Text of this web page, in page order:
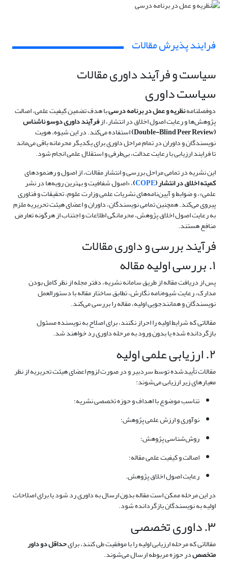
فرایند پذیرش مقالات
سیاست و فرآیند داوری مقالات
سیاست داوری
دوفصلنامهنظریه و عمل در برنامه درسیبا هدف تضمین کیفیت علمی، اصالت
پژوهش‌ها و رعایت اصول اخلاق در انتشار، ازفرآیند داوری دوسو ناشناس
(Double-Blind Peer Review) استفاده می‌کند. در این شیوه، هویت
نویسندگان و داوران در تمام مراحل داوری برای یکدیگر محرمانه باقی می‌ماند
تا فرایند ارزیابی با رعایت عدالت، بی‌طرفی و استقلال علمی انجام شود.
این نشریه در تمامی مراحل بررسی و انتشار مقالات، از اصول و رهنمودهای
کمیته اخلاق در انتشار (COPE
)، «اصول شفافیت و بهترین رویه‌ها در نشر
علمی»، و ضوابط و آیین‌نامه‌های نشریات علمی وزارت علوم، تحقیقات و فناوری
پیروی می‌کند. همچنین تمامی نویسندگان، داوران و اعضای هیئت تحریریه ملزم
به رعایت اصول اخلاق پژوهش، محرمانگی اطلاعات و اجتناب از هرگونه تعارض
منافع هستند.
فرآیند بررسی و داوری مقالات
۱. بررسی اولیه مقاله
پس از دریافت مقاله از طریق سامانه نشریه، دفتر مجله از نظر کامل بودن
مدارک، رعایت شیوه‌نامه نگارش، تطابق ساختار مقاله با دستورالعمل
نویسندگان و همانندجویی اولیه، مقاله را بررسی می‌کند.
مقالاتی که شرایط اولیه را احراز نکنند، برای اصلاح به نویسنده مسئول
بازگردانده شده یا بدون ورود به مرحله داوری رد خواهند شد.
۲. ارزیابی علمی اولیه
مقالات تأییدشده توسط سردبیر و در صورت لزوم اعضای هیئت تحریریه از نظر
معیارهای زیر ارزیابی می‌شوند:
تناسب موضوع با اهداف و حوزه تخصصی نشریه؛
نوآوری و ارزش علمی پژوهش؛
روش‌شناسی پژوهش؛
اصالت و کیفیت علمی مقاله؛
رعایت اصول اخلاق پژوهش.
در این مرحله ممکن است مقاله بدون ارسال به داوری رد شود یا برای اصلاحات
اولیه به نویسندگان بازگردانده شود.
۳. داوری تخصصی
مقالاتی که مرحله ارزیابی اولیه را با موفقیت طی کنند، برایحداقل دو داور
متخصصدر حوزه مربوطه ارسال می‌شوند.